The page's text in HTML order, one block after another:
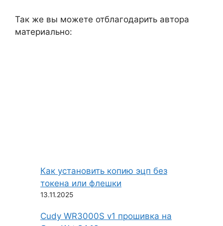
Так же вы можете отблагодарить автора
материально:
Как установить копию эцп без
токена или флешки
13.11.2025
Cudy WR3000S v1 прошивка на